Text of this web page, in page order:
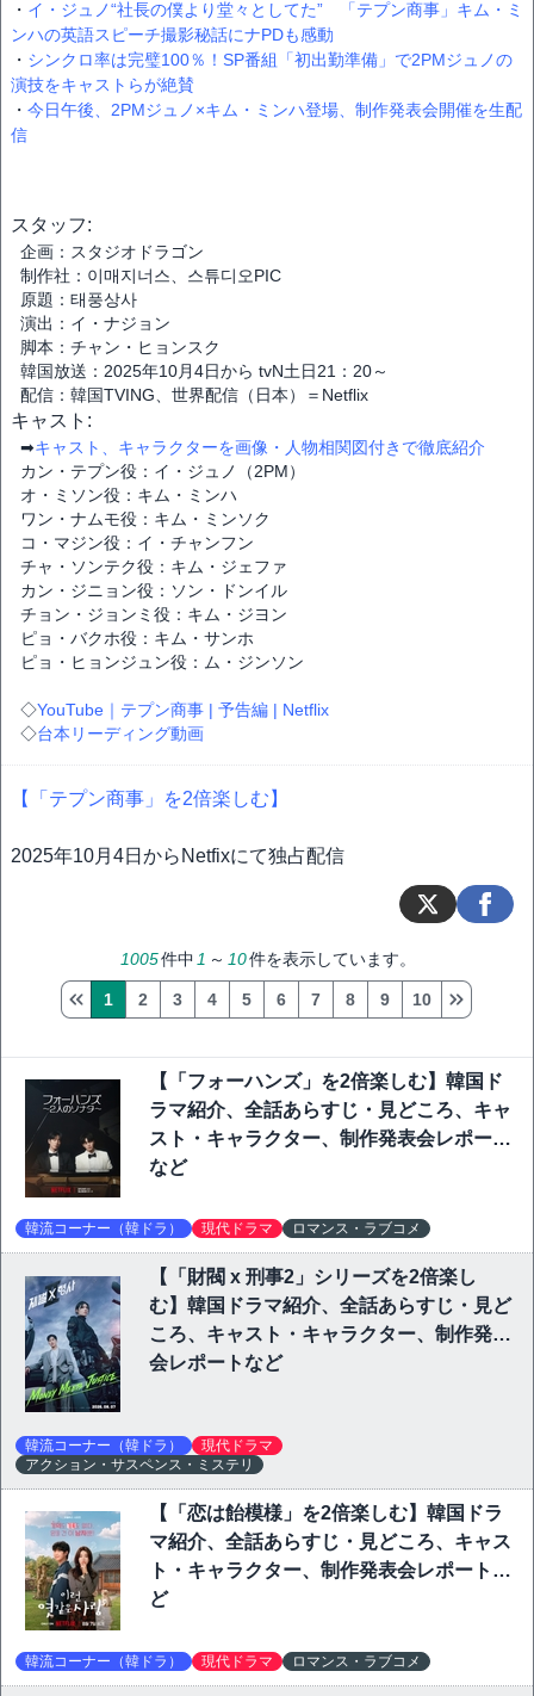
・ イ・ジュノ“社長の僕より堂々としてた” 「テプン商事」キム・ミ
ンハの英語スピーチ撮影秘話にナPDも感動
・ シンクロ率は完璧100％！SP番組「初出勤準備」で2PMジュノの
演技をキャストらが絶賛
・ 今日午後、2PMジュノ×キム・ミンハ登場、制作発表会開催を生配
信
スタッフ:
企画：スタジオドラゴン
制作社：이매지너스、스튜디오PIC
原題：태풍상사
演出：イ・ナジョン
脚本：チャン・ヒョンスク
韓国放送：2025年10月4日から tvN土日21：20～
配信：韓国TVING、世界配信（日本）＝Netflix
キャスト:
➡キャスト、キャラクターを画像・人物相関図付きで徹底紹介
カン・テプン役：イ・ジュノ（2PM）
オ・ミソン役：キム・ミンハ
ワン・ナムモ役：キム・ミンソク
コ・マジン役：イ・チャンフン
チャ・ソンテク役：キム・ジェファ
カン・ジニョン役：ソン・ドンイル
チョン・ジョンミ役：キム・ジヨン
ピョ・バクホ役：キム・サンホ
ピョ・ヒョンジュン役：ム・ジンソン
◇YouTube｜テプン商事 | 予告編 | Netflix
◇台本リーディング動画
【「テプン商事」を2倍楽しむ】
2025年10月4日からNetfixにて独占配信
1005件中 1 ～ 10件を表示しています。
1 2 3 4 5 6 7 8 9 10
【「フォーハンズ」を2倍楽しむ】韓国ド
ラマ紹介、全話あらすじ・見どころ、キャ
スト・キャラクター、制作発表会レポート
など
韓流コーナー（韓ドラ） 現代ドラマ ロマンス・ラブコメ
【「財閥 x 刑事2」シリーズを2倍楽し
む】韓国ドラマ紹介、全話あらすじ・見ど
ころ、キャスト・キャラクター、制作発表
会レポートなど
韓流コーナー（韓ドラ）
現代ドラマ
アクション・サスペンス・ミステリ
【「恋は飴模様」を2倍楽しむ】韓国ドラ
マ紹介、全話あらすじ・見どころ、キャス
ト・キャラクター、制作発表会レポートな
ど
韓流コーナー（韓ドラ） 現代ドラマ ロマンス・ラブコメ